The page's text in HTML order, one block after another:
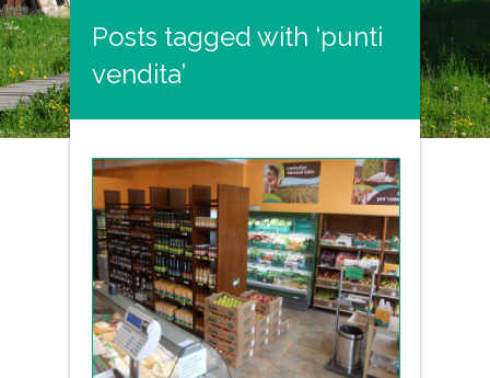
Posts tagged with ‘punti
vendita’